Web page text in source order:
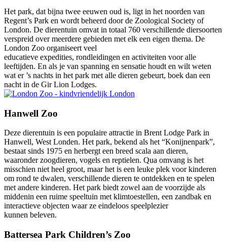
Het park, dat bijna twee eeuwen oud is, ligt in het noorden van
Regent’s Park en wordt beheerd door de Zoological Society of
London. De dierentuin omvat in totaal 760 verschillende diersoorten
verspreid over meerdere gebieden met elk een eigen thema. De
London Zoo organiseert veel
educatieve expedities, rondleidingen en activiteiten voor alle
leeftijden. En als je van spanning en sensatie houdt en wilt weten
wat er ’s nachts in het park met alle dieren gebeurt, boek dan een
nacht in de Gir Lion Lodges.
Hanwell Zoo
Deze dierentuin is een populaire attractie in Brent Lodge Park in
Hanwell, West Londen. Het park, bekend als het “Konijnenpark”,
bestaat sinds 1975 en herbergt een breed scala aan dieren,
waaronder zoogdieren, vogels en reptielen. Qua omvang is het
misschien niet heel groot, maar het is een leuke plek voor kinderen
om rond te dwalen, verschillende dieren te ontdekken en te spelen
met andere kinderen. Het park biedt zowel aan de voorzijde als
middenin een ruime speeltuin met klimtoestellen, een zandbak en
interactieve objecten waar ze eindeloos speelplezier
kunnen beleven.
Battersea Park Children’s Zoo